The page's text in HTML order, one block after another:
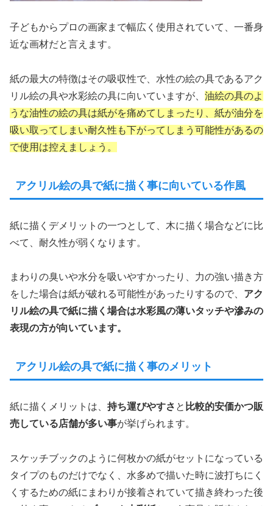
子どもからプロの画家まで幅広く使用されていて、一番身
近な画材だと言えます。
紙の最大の特徴はその吸収性で、水性の絵の具であるアク
リル絵の具や水彩絵の具に向いていますが、 油絵の具のよ
うな油性の絵の具は紙がを痛めてしまったり、紙が油分を
吸い取ってしまい耐久性も下がってしまう可能性があるの
で使用は控えましょう。
アクリル絵の具で紙に描く事に向いている作風
紙に描くデメリットの一つとして、木に描く場合などに比
べて、耐久性が弱くなります。
まわりの臭いや水分を吸いやすかったり、力の強い描き方
をした場合は紙が破れる可能性があったりするので、 アク
リル絵の具で紙に描く場合は水彩風の薄いタッチや滲みの
表現の方が向いています。
アクリル絵の具で紙に描く事のメリット
紙に描くメリットは、 持ち運びやすさ と 比較的安価かつ販
売している店舗が多い事が挙げられます。
スケッチブックのように何枚かの紙がセットになっている
タイプのものだけでなく、水多めで描いた時に波打ちにく
くするための紙にまわりが接着されていて描き終わった後